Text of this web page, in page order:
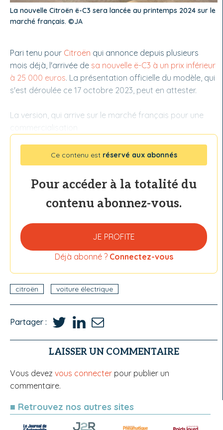
La nouvelle Citroën ë-C3 sera lancée au printemps 2024 sur le
marché français. ©JA
Pari tenu pour Citroën qui annonce depuis plusieurs
mois déjà, l'arrivée de sa nouvelle ë-C3 à un prix inférieur
à 25 000 euros. La présentation officielle du modèle, qui
s'est déroulée ce 17 octobre 2023, peut en attester.
La version, qui arrive sur le marché français pour une
commercialisation
Ce contenu est réservé aux abonnés
Pour accéder à la totalité du
contenu abonnez-vous.
JE PROFITE
Déjà abonné ? Connectez-vous
citroën voiture électrique
Partager :
LAISSER UN COMMENTAIRE
Vous devez vous connecter pour publier un
commentaire.
■ Retrouvez nos autres sites